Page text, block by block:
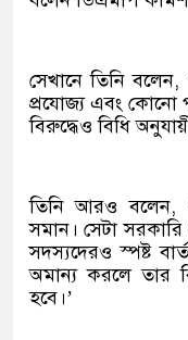
সেখানে তিনি
প্রযোজ্য এবং কোনো
বিরুদ্ধেও বিধি
তিনি আরও বলেন,
সমান। সেটা
সদস্যদেরও স্পষ্ট
অমান্য করলে তার
হবে।’